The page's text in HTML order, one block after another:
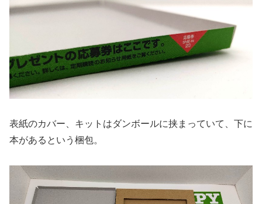
表紙のカバー、キットはダンボールに挟まっていて、下に
本があるという梱包。